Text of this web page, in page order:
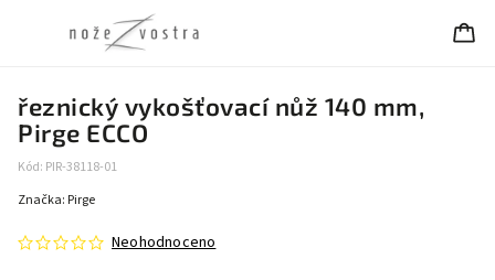
řeznický vykošťovací nůž 140 mm,
Pirge ECCO
Kód: PIR-38118-01
Neohodnoceno
Značka: Pirge